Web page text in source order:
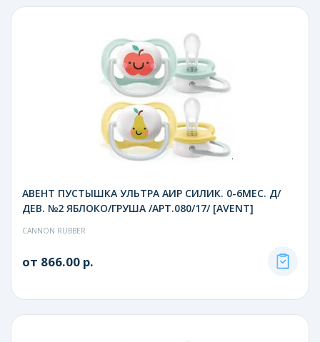
АВЕНТ ПУСТЫШКА УЛЬТРА АИР СИЛИК. 0-6МЕС. Д/
ДЕВ. №2 ЯБЛОКО/ГРУША /АРТ.080/17/ [AVENT]
CANNON RUBBER
от 866.00 р.